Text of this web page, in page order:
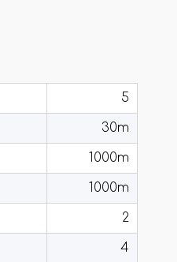
5
30m
1000m
1000m
2
4